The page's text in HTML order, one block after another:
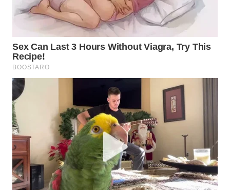
KEPULAUAN
SERIBU
WN
TANGERANG
WN
BINJAI
WN
INDRAMAYU